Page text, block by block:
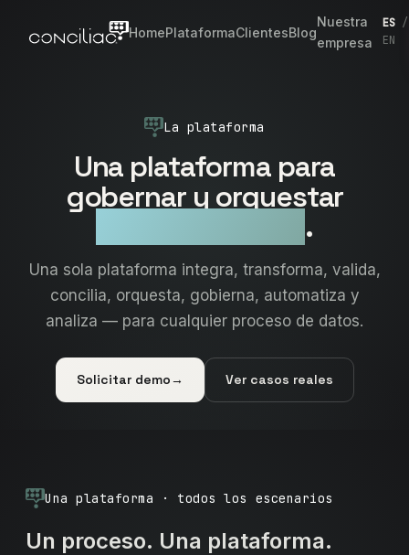
HomePlataformaClientesBlog
Nuestra
empresa
ES/
EN
La plataforma
Una plataforma para
gobernar y orquestar
.
Una sola plataforma integra, transforma, valida,
concilia, orquesta, gobierna, automatiza y
analiza — para cualquier proceso de datos.
Solicitar demo→ Ver casos reales
Una plataforma · todos los escenarios
Un proceso. Una plataforma.